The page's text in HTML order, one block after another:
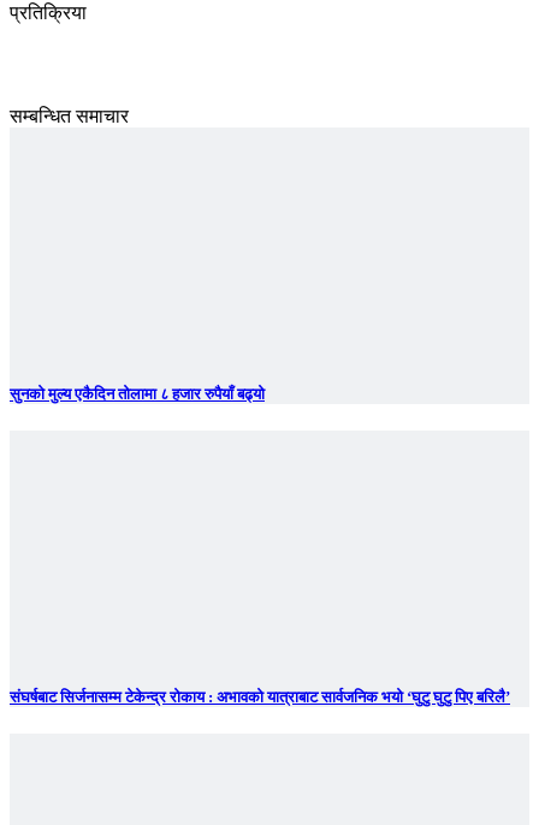
प्रतिक्रिया
सम्बन्धित समाचार
सुनकाे मुल्य एकैदिन तोलामा ८ हजार रुपैयाँ बढ्यो
संघर्षबाट सिर्जनासम्म टेकेन्द्र रोकाय : अभावको यात्राबाट सार्वजनिक भयो ‘घुटु घुटु पिए बरिलै’